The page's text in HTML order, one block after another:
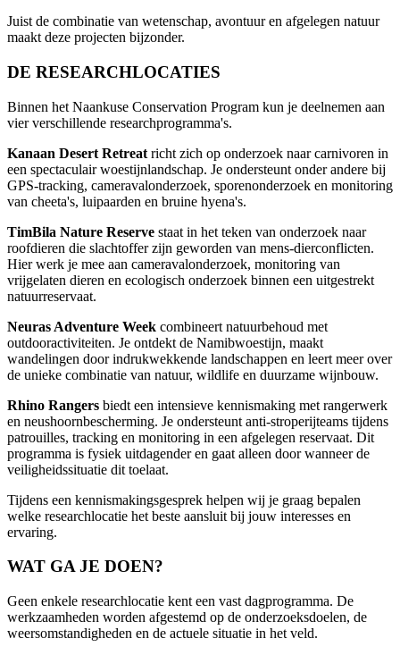
Juist de combinatie van wetenschap, avontuur en afgelegen natuur
maakt deze projecten bijzonder.
DE RESEARCHLOCATIES
Binnen het Naankuse Conservation Program kun je deelnemen aan
vier verschillende researchprogramma's.
Kanaan Desert Retreat richt zich op onderzoek naar carnivoren in
een spectaculair woestijnlandschap. Je ondersteunt onder andere bij
GPS-tracking, cameravalonderzoek, sporenonderzoek en monitoring
van cheeta's, luipaarden en bruine hyena's.
TimBila Nature Reserve staat in het teken van onderzoek naar
roofdieren die slachtoffer zijn geworden van mens-dierconflicten.
Hier werk je mee aan cameravalonderzoek, monitoring van
vrijgelaten dieren en ecologisch onderzoek binnen een uitgestrekt
natuurreservaat.
Neuras Adventure Week combineert natuurbehoud met
outdooractiviteiten. Je ontdekt de Namibwoestijn, maakt
wandelingen door indrukwekkende landschappen en leert meer over
de unieke combinatie van natuur, wildlife en duurzame wijnbouw.
Rhino Rangers biedt een intensieve kennismaking met rangerwerk
en neushoornbescherming. Je ondersteunt anti-stroperijteams tijdens
patrouilles, tracking en monitoring in een afgelegen reservaat. Dit
programma is fysiek uitdagender en gaat alleen door wanneer de
veiligheidssituatie dit toelaat.
Tijdens een kennismakingsgesprek helpen wij je graag bepalen
welke researchlocatie het beste aansluit bij jouw interesses en
ervaring.
WAT GA JE DOEN?
Geen enkele researchlocatie kent een vast dagprogramma. De
werkzaamheden worden afgestemd op de onderzoeksdoelen, de
weersomstandigheden en de actuele situatie in het veld.